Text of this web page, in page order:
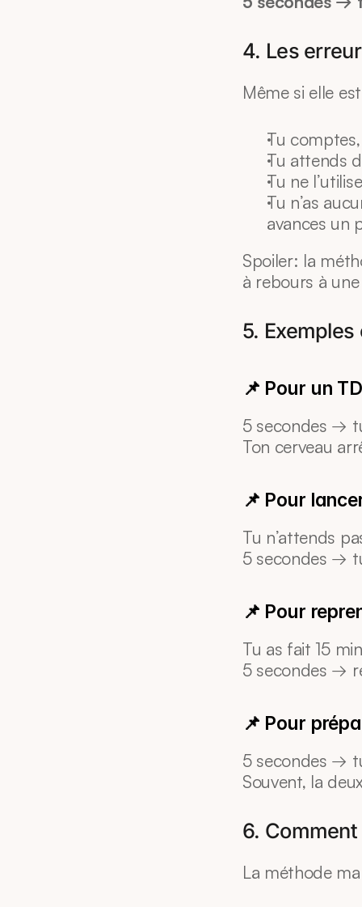
4. Les
Même si elle
Tu
Tu attends
Tu ne
Tu n’as
avances un
Spoiler: la
à rebours à
5.
📌 Pour un
5 secondes →
Ton cerveau
📌 Pour
Tu n’attends
5 secondes →
📌 Pour
Tu as fait 15
5 secondes →
📌 Pour
5 secondes →
Souvent, la
6.
La méthode